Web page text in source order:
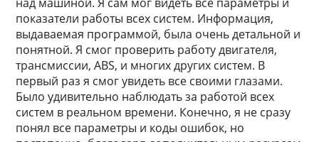
показатели работы всех систем. Информация,
выдаваемая программой, была очень детальной и
понятной. Я смог проверить работу двигателя,
трансмиссии, ABS, и многих других систем. В
первый раз я смог увидеть все своими глазами.
Было удивительно наблюдать за работой всех
систем в реальном времени. Конечно, я не сразу
понял все параметры и коды ошибок, но